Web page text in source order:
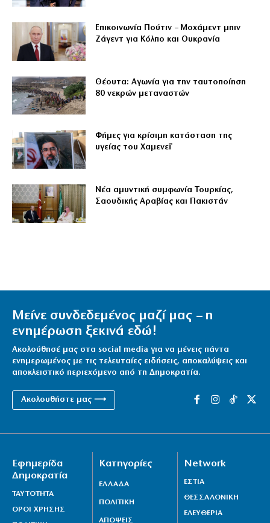
Επικοινωνία Πούτιν – Μοχάμεντ μπιν
Ζάγεντ για Κόλπο και Ουκρανία
Θέουτα: Αγωνία για την ταυτοποίηση
80 νεκρών μεταναστών
Φήμες για κρίσιμη κατάσταση της
υγείας του Χαμενεΐ
Νέα αμυντική συμφωνία Τουρκίας,
Σαουδικής Αραβίας και Πακιστάν
Μείνε συνδεδεμένος μαζί μας – η
ενημέρωση ξεκινά εδώ!
Ακολούθησέ μας στα social media για να μένεις πάντα
ενημερωμένος με τις τελευταίες ειδήσεις, αποκαλύψεις και
αποκλειστικό περιεχόμενο από τη Δημοκρατία.
Ακολουθήστε μας ⟶
Εφημερίδα
Δημοκρατία
ΤΑΥΤΟΤΗΤΑ
ΟΡΟΙ ΧΡΗΣΗΣ
Κατηγορίες
ΕΛΛΑΔΑ
ΠΟΛΙΤΙΚΗ
ΑΠΟΨΕΙΣ
Network
ΕΣΤΙΑ
ΘΕΣΣΑΛΟΝΙΚΗ
ΕΛΕΥΘΕΡΙΑ